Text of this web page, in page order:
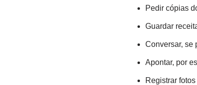
Pedir cópias
Guardar
Conversar, se
Apontar, por
Registrar